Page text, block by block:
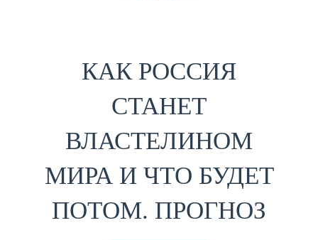
КАК РОССИЯ
СТАНЕТ
ВЛАСТЕЛИНОМ
МИРА И ЧТО БУДЕТ
ПОТОМ. ПРОГНОЗ